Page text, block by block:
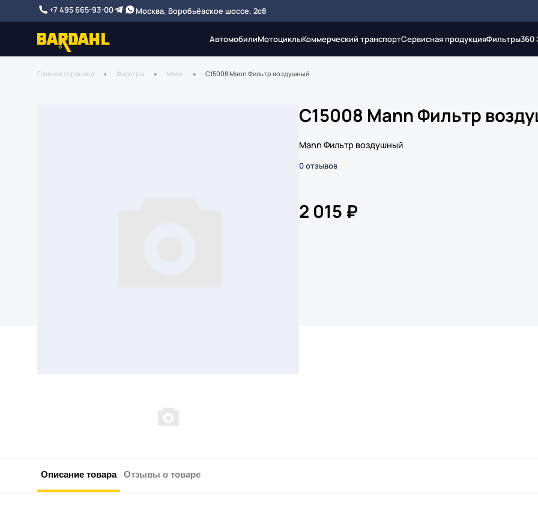
+7 495 665-93-00 Москва, Воробьёвское шоссе, 2с8
АвтомобилиМотоциклыКоммерческий транспортСервисная продукцияФильтры360
Главная страница Фильтры Mann C15008 Mann Фильтр воздушный
C15008 Mann Фильтр
Mann Фильтр воздушный
0 отзывов
2 015 ₽
Описание товара Отзывы о товаре